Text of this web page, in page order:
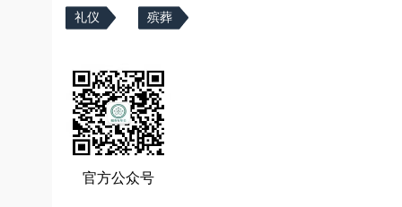
礼仪 殡葬
官方公众号